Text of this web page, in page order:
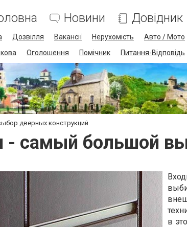
Новини Довідник
Дозвілля Вакансії Нерухомість Авто / Мото
Оголошення Помічник Питання-Відповідь
дверных конструкций
- самый большой
в